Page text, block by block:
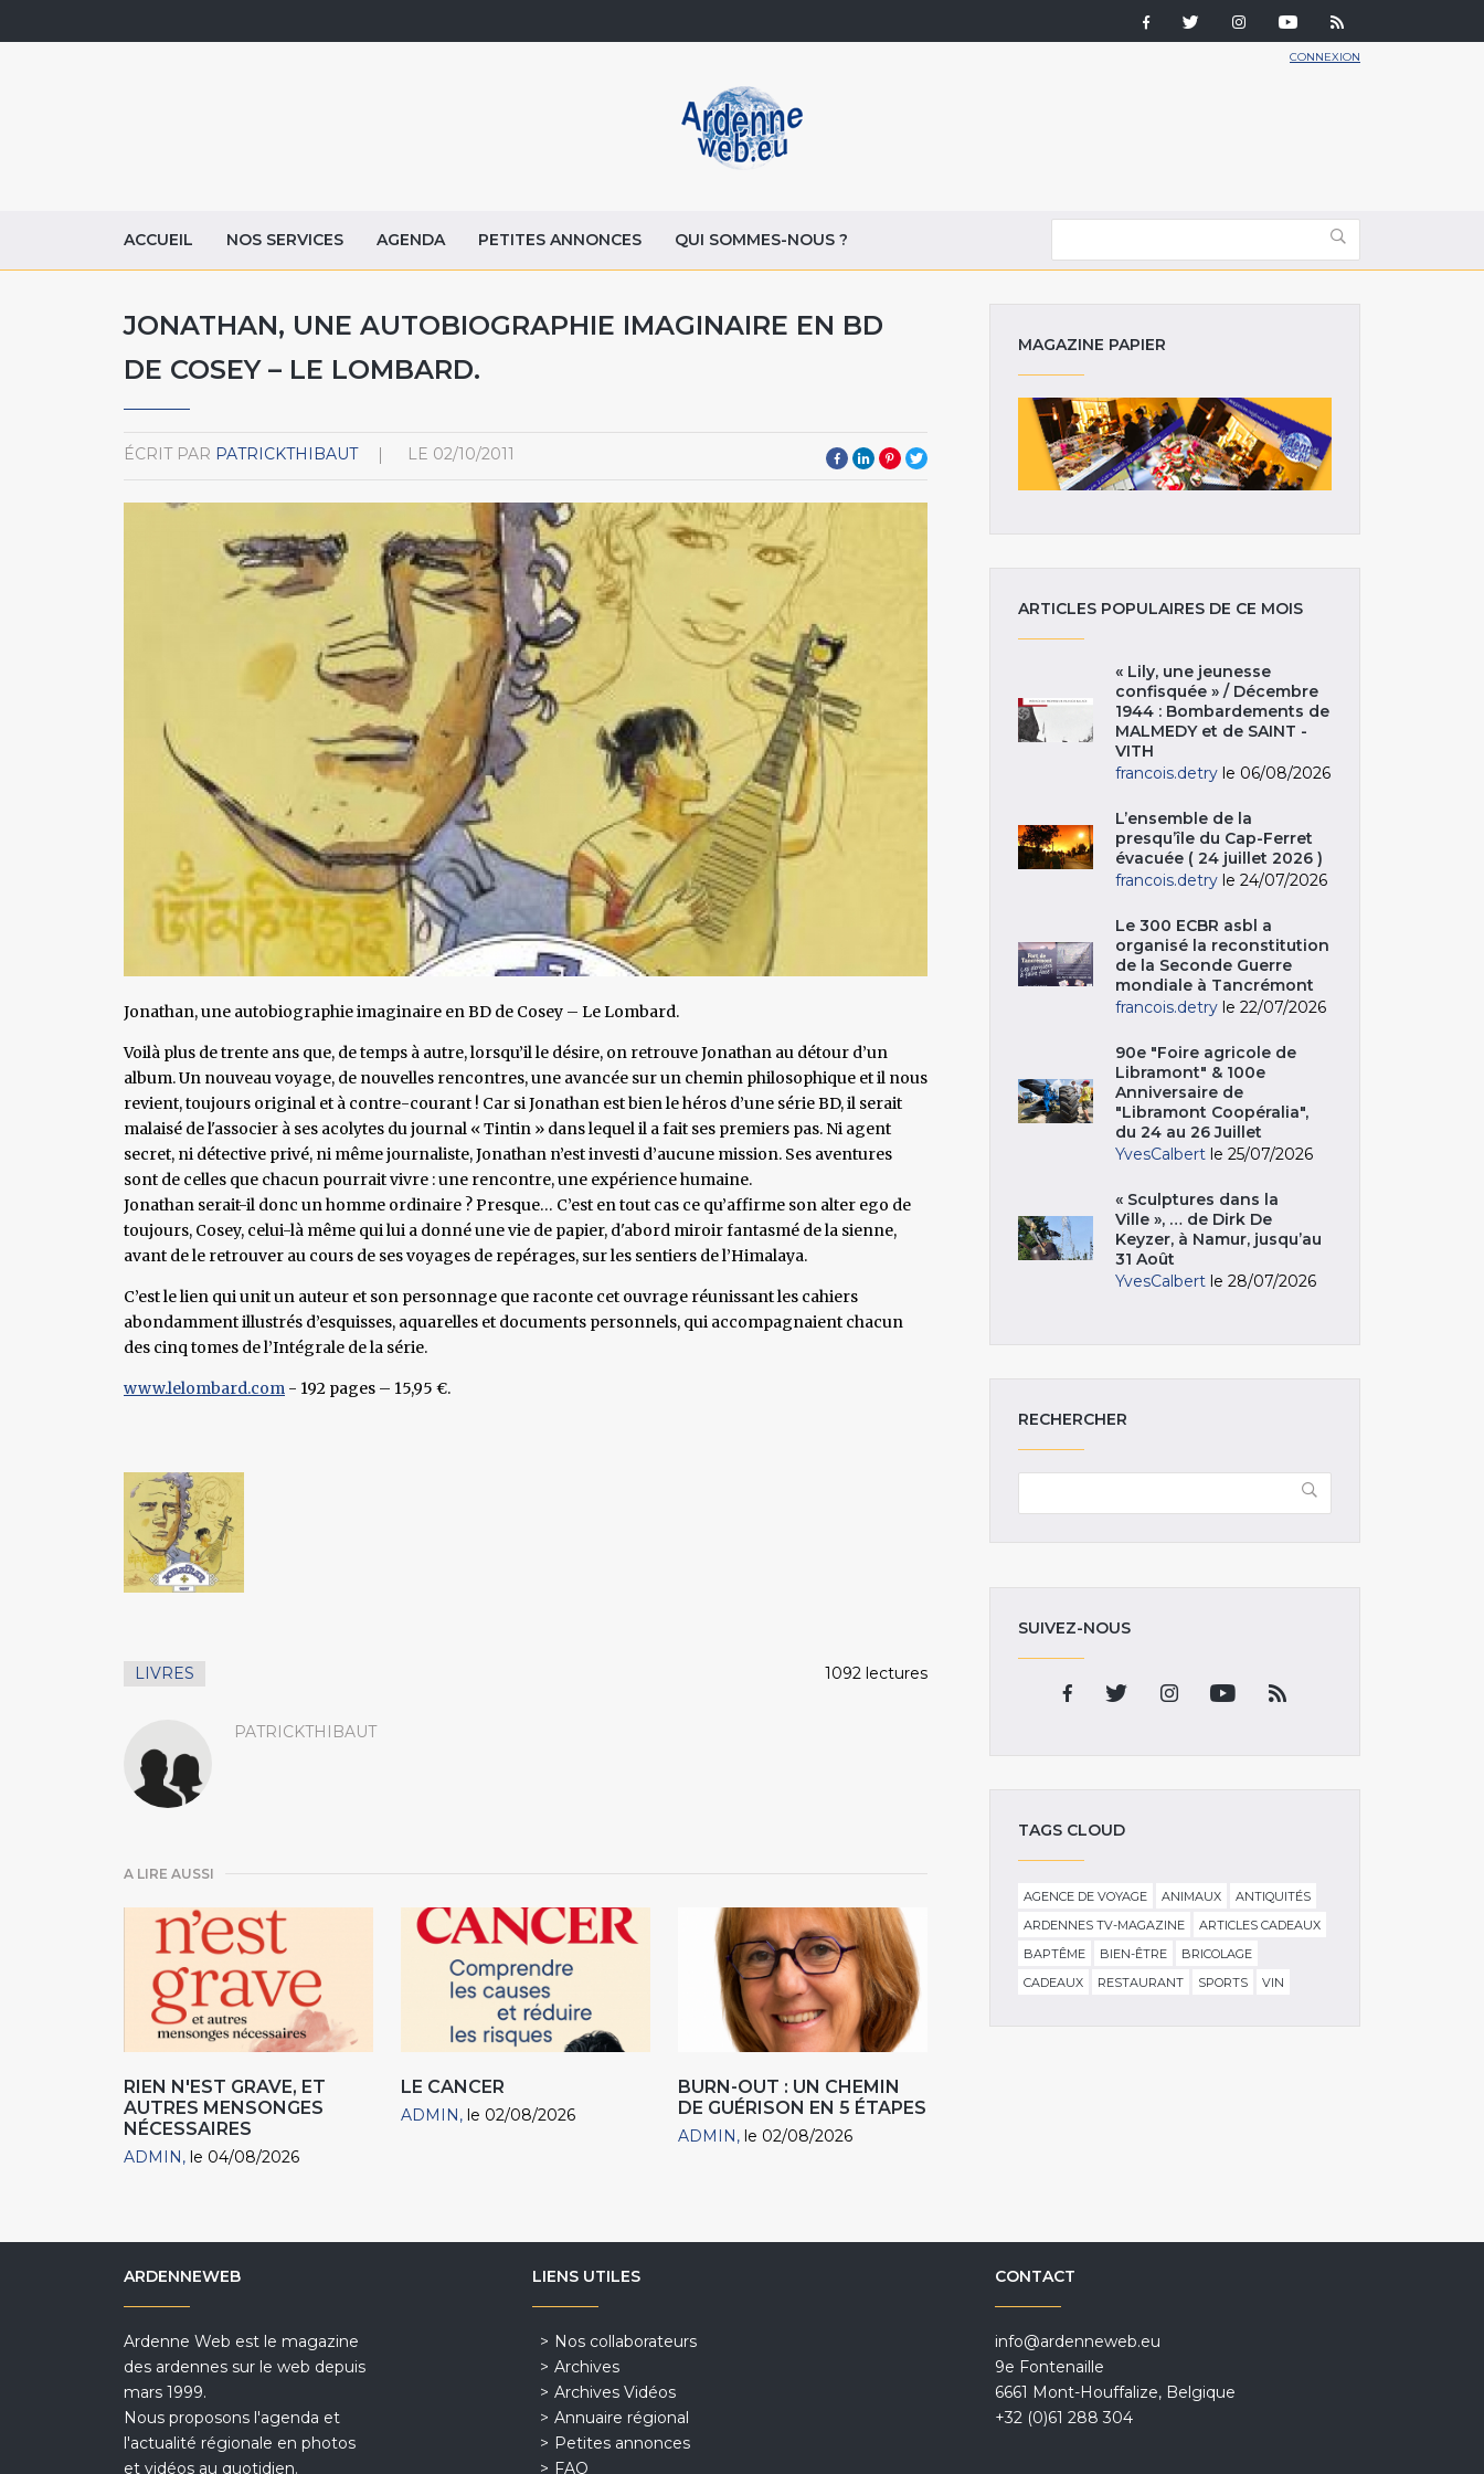
CONNEXION
ACCUEIL NOS SERVICES AGENDA PETITES ANNONCES QUI SOMMES-NOUS ?
JONATHAN, UNE AUTOBIOGRAPHIE IMAGINAIRE EN BD
DE COSEY – LE LOMBARD.
ÉCRIT PAR PATRICKTHIBAUT LE 02/10/2011
Jonathan, une autobiographie imaginaire en BD de Cosey – Le Lombard.
Voilà plus de trente ans que, de temps à autre, lorsqu’il le désire, on retrouve Jonathan au détour d’un
album. Un nouveau voyage, de nouvelles rencontres, une avancée sur un chemin philosophique et il nous
revient, toujours original et à contre-courant ! Car si Jonathan est bien le héros d’une série BD, il serait
malaisé de l'associer à ses acolytes du journal « Tintin » dans lequel il a fait ses premiers pas. Ni agent
secret, ni détective privé, ni même journaliste, Jonathan n’est investi d’aucune mission. Ses aventures
sont de celles que chacun pourrait vivre : une rencontre, une expérience humaine.
Jonathan serait-il donc un homme ordinaire ? Presque… C’est en tout cas ce qu’affirme son alter ego de
toujours, Cosey, celui-là même qui lui a donné une vie de papier, d'abord miroir fantasmé de la sienne,
avant de le retrouver au cours de ses voyages de repérages, sur les sentiers de l’Himalaya.
C’est le lien qui unit un auteur et son personnage que raconte cet ouvrage réunissant les cahiers
abondamment illustrés d’esquisses, aquarelles et documents personnels, qui accompagnaient chacun
des cinq tomes de l’Intégrale de la série.
www.lelombard.com - 192 pages – 15,95 €.
LIVRES 1092 lectures
PATRICKTHIBAUT
A LIRE AUSSI
RIEN N'EST GRAVE, ET
AUTRES MENSONGES
NÉCESSAIRES
ADMIN le 04/08/2026
LE CANCER
ADMIN le 02/08/2026
BURN-OUT : UN CHEMIN
DE GUÉRISON EN 5 ÉTAPES
ADMIN le 02/08/2026
MAGAZINE PAPIER
ARTICLES POPULAIRES DE CE MOIS
« Lily, une jeunesse
confisquée » / Décembre
1944 : Bombardements de
MALMEDY et de SAINT -
VITH
francois.detry le 06/08/2026
L’ensemble de la
presqu’île du Cap-Ferret
évacuée ( 24 juillet 2026 )
francois.detry le 24/07/2026
Le 300 ECBR asbl a
organisé la reconstitution
de la Seconde Guerre
mondiale à Tancrémont
francois.detry le 22/07/2026
90e "Foire agricole de
Libramont" & 100e
Anniversaire de
"Libramont Coopéralia",
du 24 au 26 Juillet
YvesCalbert le 25/07/2026
« Sculptures dans la
Ville », … de Dirk De
Keyzer, à Namur, jusqu’au
31 Août
YvesCalbert le 28/07/2026
RECHERCHER
SUIVEZ-NOUS
TAGS CLOUD
AGENCE DE VOYAGE ANIMAUX
ANTIQUITÉS
ARDENNES TV-MAGAZINE
ARTICLES CADEAUX
BAPTÊME
BIEN-ÊTRE
BRICOLAGE
CADEAUX
RESTAURANT SPORTS VIN
ARDENNEWEB
Ardenne Web est le magazine
des ardennes sur le web depuis
mars 1999.
Nous proposons l'agenda et
l'actualité régionale en photos
et vidéos au quotidien.
LIENS UTILES
Nos collaborateurs
Archives
Archives Vidéos
Annuaire régional
Petites annonces
FAQ
CONTACT
info@ardenneweb.eu
9e Fontenaille
6661 Mont-Houffalize, Belgique
+32 (0)61 288 304